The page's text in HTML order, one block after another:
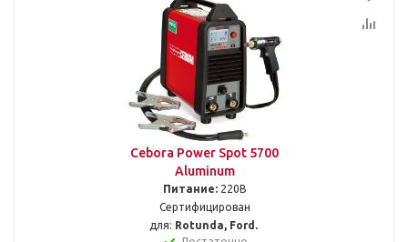
Cebora Power Spot 5700
Aluminum
Питание:220В
Сертифицирован
для: Rotunda, Ford.